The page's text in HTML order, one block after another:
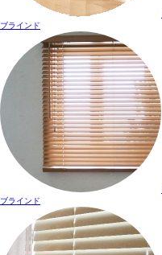
ブラインド
ブラインド